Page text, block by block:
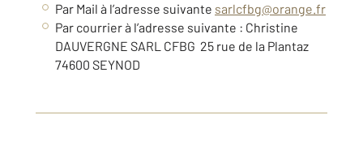
Par Mail à l’adresse suivante sarlcfbg@orange.fr
Par courrier à l’adresse suivante : Christine
DAUVERGNE SARL CFBG 25 rue de la Plantaz
74600 SEYNOD